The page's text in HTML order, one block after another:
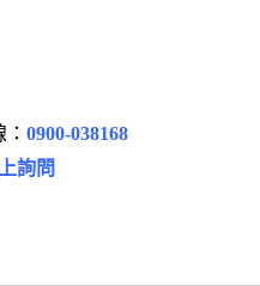
0900-038168
詢問